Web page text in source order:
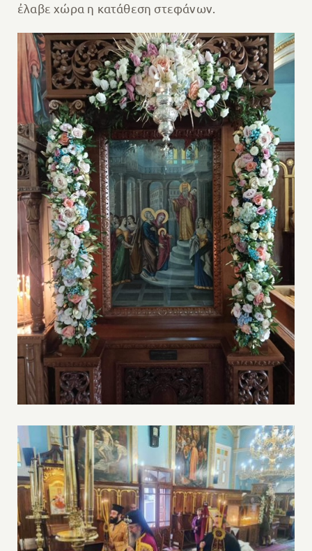
ἐλαβε χώρα η κατάθεση στεφάνων.